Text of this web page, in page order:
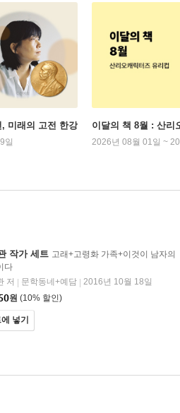
미래의 고전 한강
일
이달의 책 8월 : 산리
2026년 08월 01일 ~
작가 세트 고래+고령화 가족+이것이 남자의
다
저
문학동네+예담
2016년 10월 18일
원 (10% 할인)
넣기